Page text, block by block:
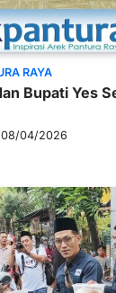
RAYA
Bupati Yes
08/04/2026